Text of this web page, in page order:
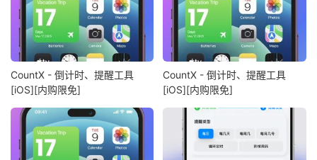
CountX - 倒计时、提醒工具
[iOS][内购限免]
CountX - 倒计时、提醒工具
[iOS][内购限免]